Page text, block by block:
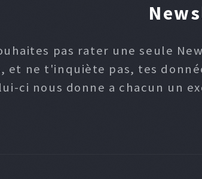
pas rater une seule
et ne t'inquiète pas, tes
ci nous donne a chacun un